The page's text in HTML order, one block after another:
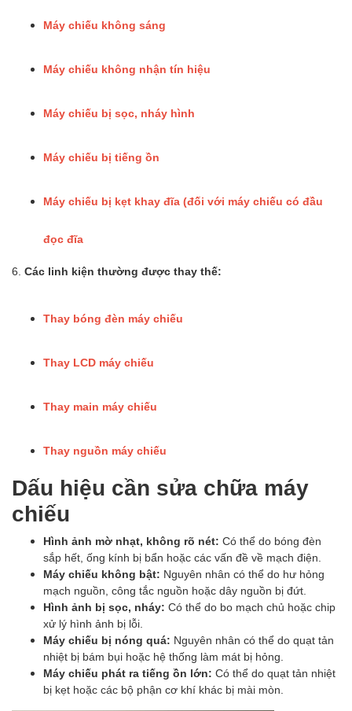
Máy chiếu không sáng
Máy chiếu không nhận tín hiệu
Máy chiếu bị sọc, nháy hình
Máy chiếu bị tiếng ồn
Máy chiếu bị kẹt khay đĩa (đối với máy chiếu có đầu
đọc đĩa
6. Các linh kiện thường được thay thế:
Thay bóng đèn máy chiếu
Thay LCD máy chiếu
Thay main máy chiếu
Thay nguồn máy chiếu
Dấu hiệu cần sửa chữa máy
chiếu
Hình ảnh mờ nhạt, không rõ nét: Có thể do bóng đèn
sắp hết, ống kính bị bẩn hoặc các vấn đề về mạch điện.
Máy chiếu không bật: Nguyên nhân có thể do hư hỏng
mạch nguồn, công tắc nguồn hoặc dây nguồn bị đứt.
Hình ảnh bị sọc, nháy: Có thể do bo mạch chủ hoặc chip
xử lý hình ảnh bị lỗi.
Máy chiếu bị nóng quá: Nguyên nhân có thể do quạt tản
nhiệt bị bám bụi hoặc hệ thống làm mát bị hỏng.
Máy chiếu phát ra tiếng ồn lớn: Có thể do quạt tản nhiệt
bị kẹt hoặc các bộ phận cơ khí khác bị mài mòn.